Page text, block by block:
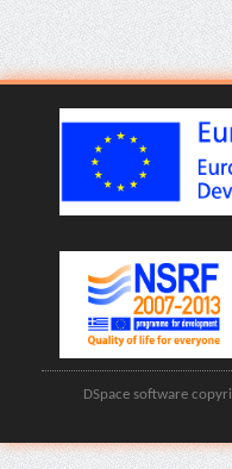
DSpace software